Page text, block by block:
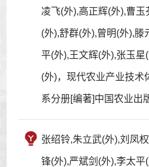
凌飞(外),高正辉(外),曹
(外),舒群(外),曾明(外),滕
平(外),王文辉(外),张玉
(外)，现代农业产业技术
系分册[编著]中国农业出
张绍铃,朱立武(外),刘凤
锋(外),严斌剑(外),李太